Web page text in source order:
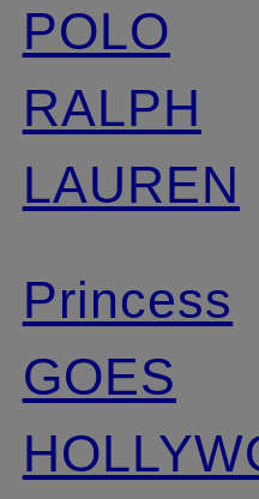
POLO
RALPH
LAUREN
Princess
GOES